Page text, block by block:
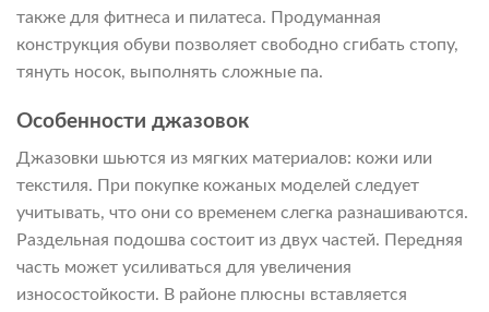
также для фитнеса и пилатеса. Продуманная
конструкция обуви позволяет свободно сгибать стопу,
тянуть носок, выполнять сложные па.
Особенности джазовок
Джазовки шьются из мягких материалов: кожи или
текстиля. При покупке кожаных моделей следует
учитывать, что они со временем слегка разнашиваются.
Раздельная подошва состоит из двух частей. Передняя
часть может усиливаться для увеличения
износостойкости. В районе плюсны вставляется